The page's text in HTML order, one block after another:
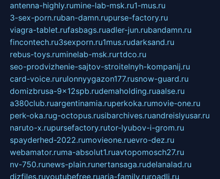
antenna-highly.rumine-lab-msk.ru1-mus.ru
3-sex-porn.ruban-damn.rupurse-factory.ru
viagra-tablet.rufasbags.ruadler-jun.rubandamn.ru
fincontech.ru3sexporn.ru1mus.rudarksand.ru
rebus-toys.ruminelab-msk.rurtdco.ru
seo-prodvizhenie-sajtov-stroitelnyh-kompanij.ru
card-voice.rurulonnyygazon177.rusnow-guard.ru
domizbrusa-9x12spb.rudemaholding.ruaalse.ru
a380club.ruargentinamia.ruperkoka.rumovie-one.ru
perk-oka.rug-octopus.rusibarchives.ruandreislyusar.ru
naruto-x.rupursefactory.rutor-lyubov-i-grom.ru
spayderhed-2022.rumovieone.ruevro-dez.ru
webamator.ruma-absolut1.ruavtopomosch27.ru
nv-750.runews-plain.runertansaga.rudelanalad.ru
dizfiles.ruyoutubefree.ruaria-family.ruroadli.ru